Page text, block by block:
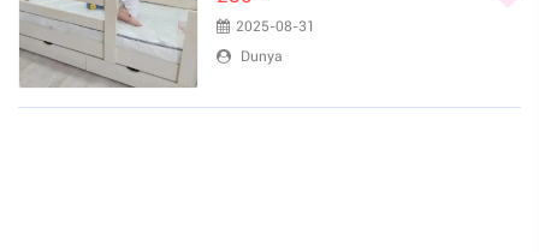
2025-08-31
Dunya